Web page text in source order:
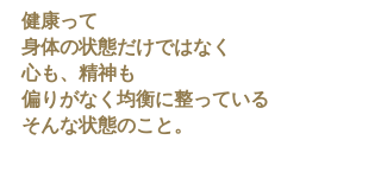
健康って
身体の状態だけではなく
心も、精神も
偏りがなく均衡に整っている
そんな状態のこと。